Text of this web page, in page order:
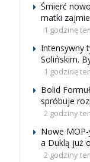
Śmierć
matki
1 godzinę
Intensywny
Solińskim.
1 godzinę
Bolid
spróbuje
2 godziny
Nowe
a Duklą już
2 godziny